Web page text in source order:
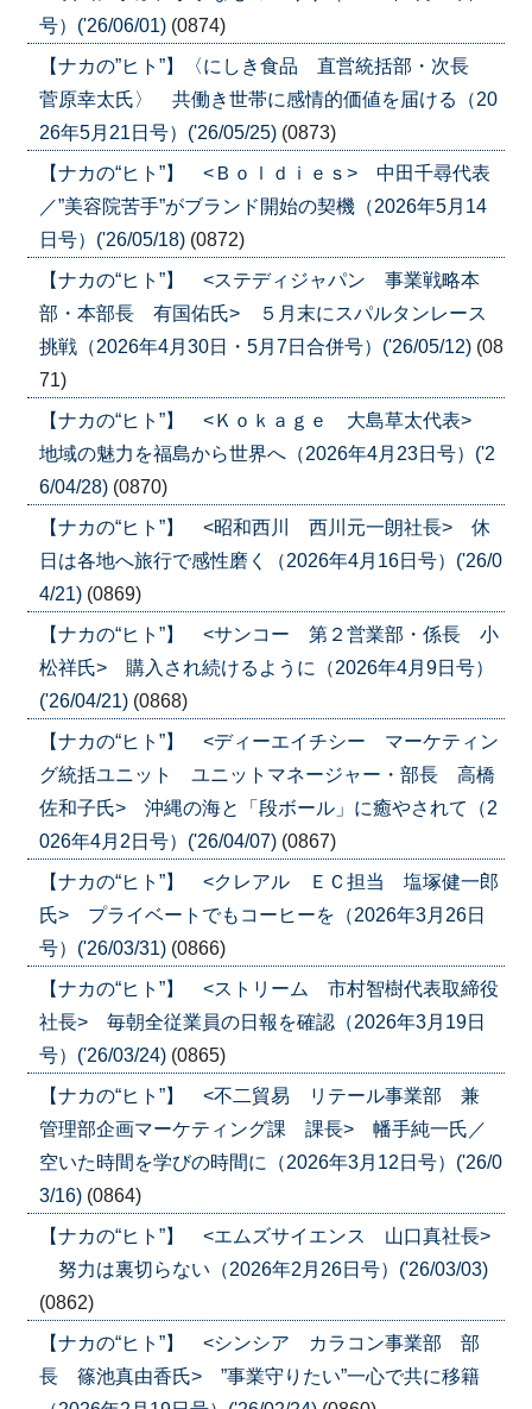
号）('26/06/01) (0874)
【ナカの”ヒト”】〈にしき食品 直営統括部・次長
菅原幸太氏〉 共働き世帯に感情的価値を届ける（20
26年5月21日号）('26/05/25) (0873)
【ナカの“ヒト”】 <Ｂｏｌｄｉｅｓ> 中田千尋代表
／”美容院苦手”がブランド開始の契機（2026年5月14
日号）('26/05/18) (0872)
【ナカの“ヒト”】 <ステディジャパン 事業戦略本
部・本部長 有国佑氏> ５月末にスパルタンレース
挑戦（2026年4月30日・5月7日合併号）('26/05/12) (08
71)
【ナカの“ヒト”】 <Ｋｏｋａｇｅ 大島草太代表>
地域の魅力を福島から世界へ（2026年4月23日号）('2
6/04/28) (0870)
【ナカの“ヒト”】 <昭和西川 西川元一朗社長> 休
日は各地へ旅行で感性磨く（2026年4月16日号）('26/0
4/21) (0869)
【ナカの“ヒト”】 <サンコー 第２営業部・係長 小
松祥氏> 購入され続けるように（2026年4月9日号）
('26/04/21) (0868)
【ナカの“ヒト”】 <ディーエイチシー マーケティン
グ統括ユニット ユニットマネージャー・部長 高橋
佐和子氏> 沖縄の海と「段ボール」に癒やされて（2
026年4月2日号）('26/04/07) (0867)
【ナカの“ヒト”】 <クレアル ＥＣ担当 塩塚健一郎
氏> プライベートでもコーヒーを（2026年3月26日
号）('26/03/31) (0866)
【ナカの“ヒト”】 <ストリーム 市村智樹代表取締役
社長> 毎朝全従業員の日報を確認（2026年3月19日
号）('26/03/24) (0865)
【ナカの“ヒト”】 <不二貿易 リテール事業部 兼
管理部企画マーケティング課 課長> 幡手純一氏／
空いた時間を学びの時間に（2026年3月12日号）('26/0
3/16) (0864)
【ナカの“ヒト”】 <エムズサイエンス 山口真社長>
努力は裏切らない（2026年2月26日号）('26/03/03)
(0862)
【ナカの“ヒト”】 <シンシア カラコン事業部 部
長 篠池真由香氏> ”事業守りたい”一心で共に移籍